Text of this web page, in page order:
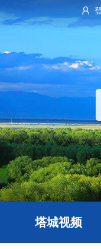
塔城视频